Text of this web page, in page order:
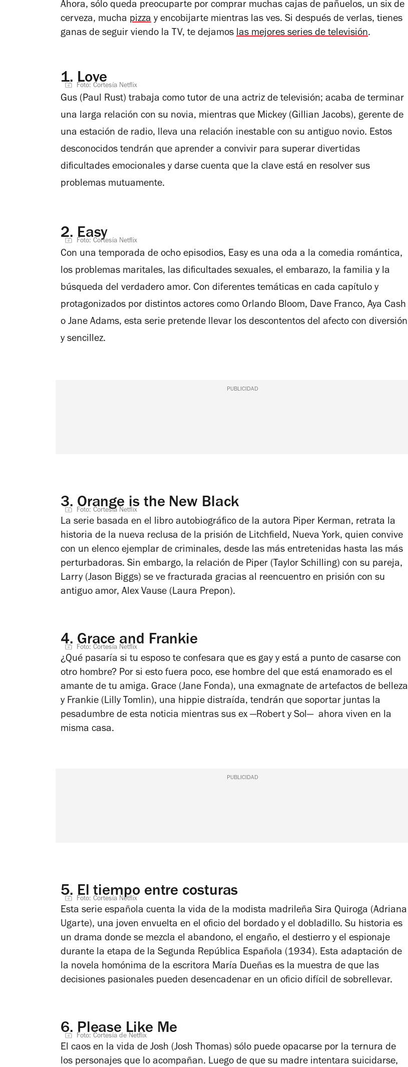
Ahora, sólo queda preocuparte por comprar muchas cajas de pañuelos, un six de
cerveza, mucha pizza y encobijarte mientras las ves. Si después de verlas, tienes
ganas de seguir viendo la TV, te dejamos las mejores series de televisión.
1. Love
Foto: Cortesía Netflix
Gus (Paul Rust) trabaja como tutor de una actriz de televisión; acaba de terminar
una larga relación con su novia, mientras que Mickey (Gillian Jacobs), gerente de
una estación de radio, lleva una relación inestable con su antiguo novio. Estos
desconocidos tendrán que aprender a convivir para superar divertidas
dificultades emocionales y darse cuenta que la clave está en resolver sus
problemas mutuamente.
2. Easy
Foto: Cortesía Netflix
Con una temporada de ocho episodios, Easyes una oda a la comedia romántica,
los problemas maritales, las dificultades sexuales, el embarazo, la familia y la
búsqueda del verdadero amor. Con diferentes temáticas en cada capítulo y
protagonizados por distintos actores como Orlando Bloom, Dave Franco, Aya Cash
o Jane Adams, esta serie pretende llevar los descontentos del afecto con diversión
y sencillez.
PUBLICIDAD
3. Orange is the New Black
Foto: Cortesía Netflix
La serie basada en el libro autobiográfico de la autora Piper Kerman, retrata la
historia de la nueva reclusa de la prisión de Litchfield, Nueva York, quien convive
con un elenco ejemplar de criminales, desde las más entretenidas hasta las más
perturbadoras. Sin embargo, la relación de Piper (Taylor Schilling) con su pareja,
Larry (Jason Biggs) se ve fracturada gracias al reencuentro en prisión con su
antiguo amor, Alex Vause (Laura Prepon).
4. Grace and Frankie
Foto: Cortesía Netflix
¿Qué pasaría si tu esposo te confesara que es gay y está a punto de casarse con
otro hombre? Por si esto fuera poco, ese hombre del que está enamorado es el
amante de tu amiga. Grace (Jane Fonda), una exmagnate de artefactos de belleza
y Frankie (Lilly Tomlin), una hippie distraída, tendrán que soportar juntas la
pesadumbre de esta noticia mientras sus ex —Robert y Sol—ahora viven en la
misma casa.
PUBLICIDAD
5. El tiempo entre costuras
Foto: Cortesía Netflix
Esta serie española cuenta la vida de la modista madrileña Sira Quiroga (Adriana
Ugarte), una joven envuelta en el oficio del bordado y el dobladillo. Su historia es
un drama donde se mezcla el abandono, el engaño, el destierro y el espionaje
durante la etapa de la Segunda República Española (1934). Esta adaptación de
la novela homónima de la escritora María Dueñas es la muestra de que las
decisiones pasionales pueden desencadenar en un oficio difícil de sobrellevar.
6. Please Like Me
Foto: Cortesía de Netflix
El caos en la vida de Josh (Josh Thomas) sólo puede opacarse por la ternura de
los personajes que lo acompañan. Luego de que su madre intentara suicidarse,